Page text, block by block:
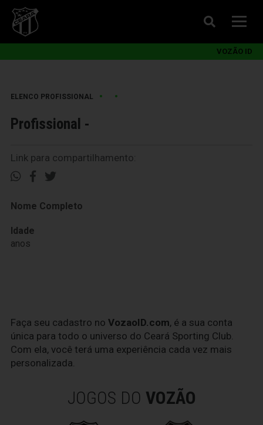
VOZÃO ID
ELENCO PROFISSIONAL • •
Profissional -
Link para compartilhamento:
Nome Completo
Idade
anos
Faça seu cadastro no VozaoID.com, é a sua conta
única para todo o universo do Ceará Sporting Club.
Com ela, você terá uma experiência cada vez mais
personalizada.
JOGOS DO VOZÃO